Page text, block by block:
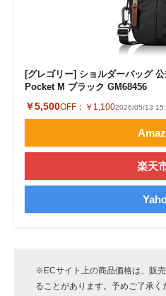
[グレゴリー] ショルダーバッグ
Pocket M ブラック GM68456
￥5,500OFF： ￥1,1002026/05/13
楽天
※ECサイト上の商品価格は、販
ることがあります。予めご了承く